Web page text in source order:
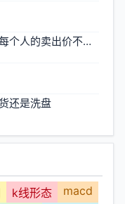
股票价格是怎么形成的 为什么每个人的卖出价不一样
还是洗盘
k线形态
macd